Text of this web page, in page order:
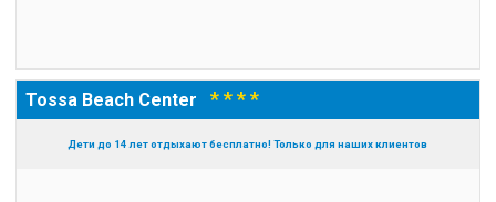
Tossa Beach Center* * * *
Дети до 14 лет отдыхают бесплатно! Только для наших клиентов